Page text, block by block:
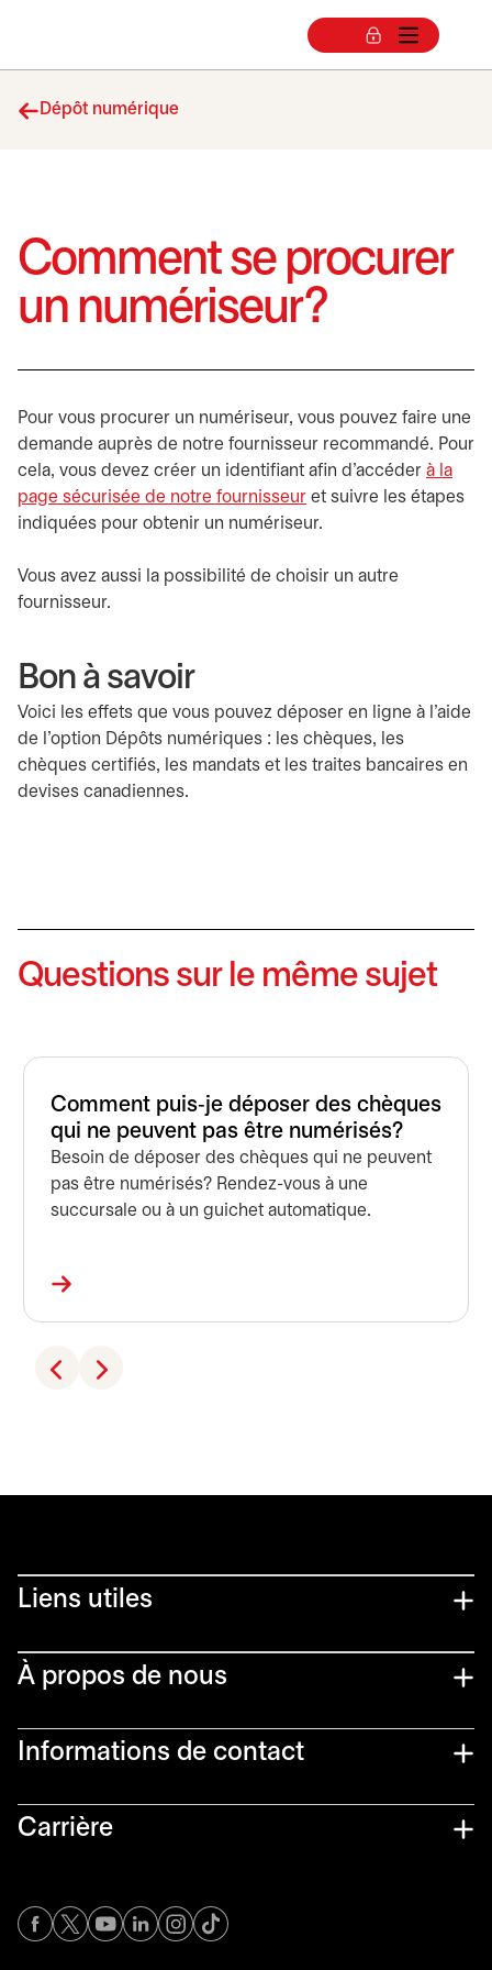
Dépôt numérique
Comment se procurer
un numériseur?
Pour vous procurer un numériseur, vous pouvez faire une
demande auprès de notre fournisseur recommandé. Pour
cela, vous devez créer un identifiant afin d’accéder à la
page sécurisée de notre fournisseur s’ouvre dans un
et suivre les étapes
indiquées pour obtenir un numériseur.
Vous avez aussi la possibilité de choisir un autre
fournisseur.
Bon à savoir
Voici les effets que vous pouvez déposer en ligne à l’aide
de l’option Dépôts numériques : les chèques, les
chèques certifiés, les mandats et les traites bancaires en
devises canadiennes.
Questions sur le même sujet
Comment puis‑je déposer des chèques
qui ne peuvent pas être numérisés?
Besoin de déposer des chèques qui ne peuvent
pas être numérisés? Rendez-vous à une
succursale ou à un guichet automatique.
Liens utiles​
À propos de nous
Informations de contact​
Carrière
s’ouvre dans un nouvel onglet
s’ouvre dans un nouvel onglet
s’ouvre dans un nouvel onglet
s’ouvre dans un nouvel onglet
s’ouvre dans un nouvel onglet